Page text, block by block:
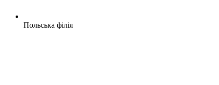
Польська філія